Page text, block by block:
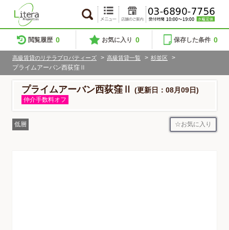
閲覧履歴 0 お気に入り 0 保存した条件 0
高級賃貸のリテラプロパティーズ > 高級賃貸一覧 > 杉並区
>
プライムアーバン西荻窪Ⅱ
プライムアーバン西荻窪Ⅱ (更新日：08月09日)
仲介手数料オフ
低層 お気に入り